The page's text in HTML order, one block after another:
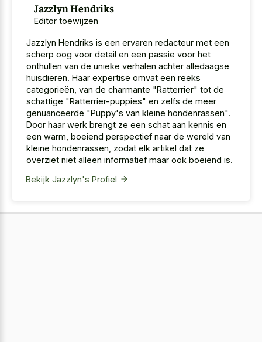
Jazzlyn Hendriks
Editor toewijzen
Jazzlyn Hendriks is een ervaren redacteur met een
scherp oog voor detail en een passie voor het
onthullen van de unieke verhalen achter alledaagse
huisdieren. Haar expertise omvat een reeks
categorieën, van de charmante "Ratterrier" tot de
schattige "Ratterrier-puppies" en zelfs de meer
genuanceerde "Puppy's van kleine hondenrassen".
Door haar werk brengt ze een schat aan kennis en
een warm, boeiend perspectief naar de wereld van
kleine hondenrassen, zodat elk artikel dat ze
overziet niet alleen informatief maar ook boeiend is.
Bekijk Jazzlyn's Profiel